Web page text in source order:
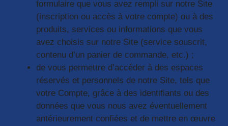
formulaire que vous avez rempli sur notre Site
(inscription ou accès à votre compte) ou à des
produits, services ou informations que vous
avez choisis sur notre Site (service souscrit,
contenu d’un panier de commande, etc.) ;
de vous permettre d’accéder à des espaces
réservés et personnels de notre Site, tels que
votre Compte, grâce à des identifiants ou des
données que vous nous avez éventuellement
antérieurement confiées et de mettre en œuvre